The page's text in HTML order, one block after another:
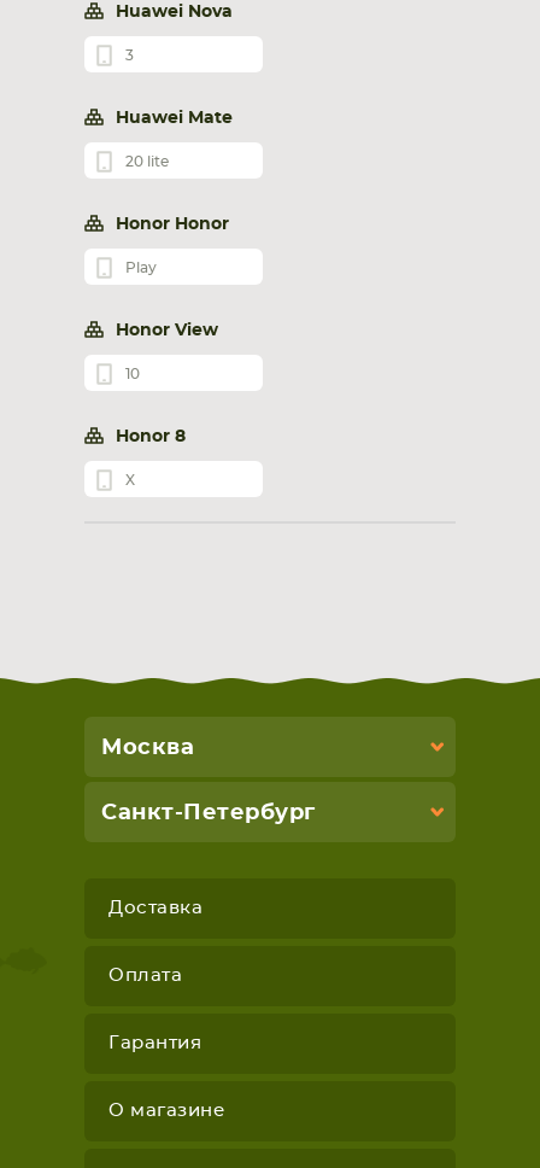
Huawei Nova
3
Huawei Mate
20 lite
Honor Honor
Play
Honor View
10
Honor 8
X
Москва
Санкт-Петербург
Доставка
Оплата
Гарантия
О магазине